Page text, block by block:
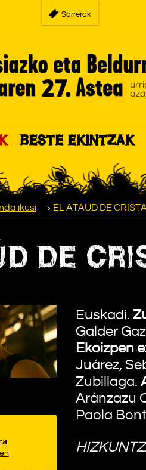
Sarrerak
BESTE EKINTZAK
ikusi EL ATAÚD DE
DE
Euskadi.
Galder
Ekoizpen
Juárez,
Zubillaga.
Aránzazu
Paola